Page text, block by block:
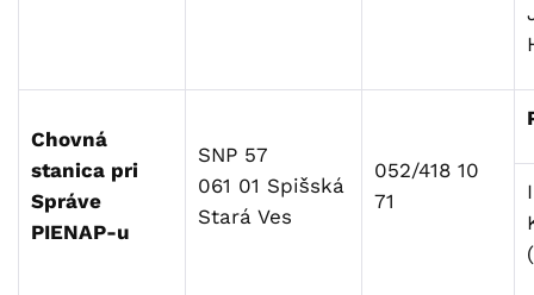
Chovná
stanica pri
Správe
PIENAP-u
SNP 57
061 01 Spišská
Stará Ves
052/418 10
71